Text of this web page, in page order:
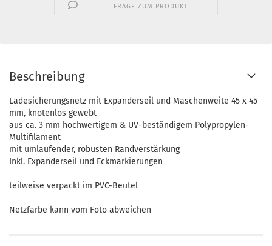
FRAGE ZUM PRODUKT
Beschreibung
Ladesicherungsnetz mit Expanderseil und Maschenweite 45 x 45
mm, knotenlos gewebt
aus ca. 3 mm hochwertigem & UV-beständigem Polypropylen-
Multifilament
mit umlaufender, robusten Randverstärkung
Inkl. Expanderseil und Eckmarkierungen
teilweise verpackt im PVC-Beutel
Netzfarbe kann vom Foto abweichen